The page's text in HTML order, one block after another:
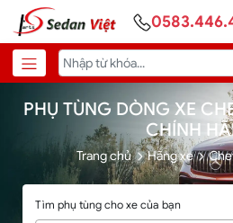
PHỤ TÙNG DÒNG XE
CHÍNH
Trang chủ Hãng xe
Tìm phụ tùng cho xe của bạn